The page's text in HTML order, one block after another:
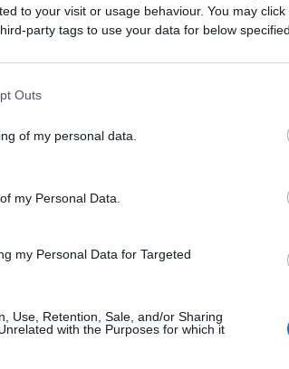
to your visit or usage behaviour. You may
party tags to use your data for below
Outs
of my personal data.
my Personal Data.
my Personal Data for Targeted
Use, Retention, Sale, and/or Sharing
with the Purposes for which it
Κάνε κλικ και δες περισσότερο